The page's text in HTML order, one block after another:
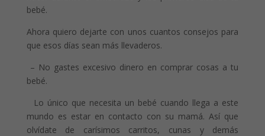
bebé.
Ahora quiero dejarte con unos cuantos consejos para
que esos días sean más llevaderos.
– No gastes excesivo dinero en comprar cosas a tu
bebé.
Lo único que necesita un bebé cuando llega a este
mundo es estar en contacto con su mamá. Así que
olvídate de carísimos carritos, cunas y demás